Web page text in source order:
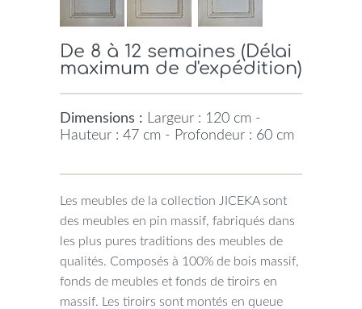
De 8 à 12 semaines (Délai
maximum de d'expédition)
Dimensions : Largeur : 120 cm -
Hauteur : 47 cm - Profondeur : 60 cm
Les meubles de la collection JICEKA sont
des meubles en pin massif, fabriqués dans
les plus pures traditions des meubles de
qualités. Composés à 100% de bois massif,
fonds de meubles et fonds de tiroirs en
massif. Les tiroirs sont montés en queue